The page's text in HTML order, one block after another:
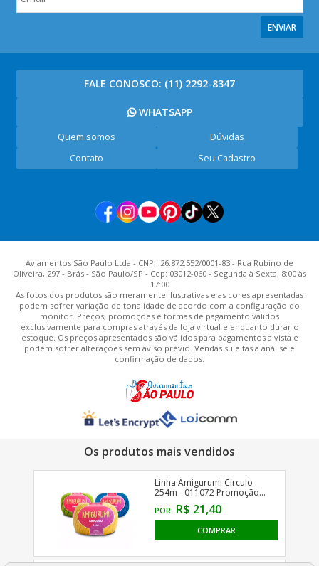
ENVIAR
FALE CONOSCO: (11) 2292-8347
WHATSAPP
Quem somos
Dúvidas
Contato
Seu Cadastro
Aviamentos São Paulo Ltda - CNPJ: 26.872.552/0001-83 - Rua Rubino de
Oliveira, 297 - Brás - São Paulo/SP - Cep: 03012-060 - Segunda à Sexta, 8:00 às
17:00
As fotos dos produtos são meramente ilustrativas e as cores apresentadas
podem sofrer variação de tonalidade de acordo com a configuração do
monitor. Preços, promoções e formas de pagamento válidos
exclusivamente para compras através da loja virtual e enquanto durar o
estoque. Os preços apresentados são válidos para pagamentos a vista e
podem sofrer alterações sem aviso prévio. Vendas sujeitas a análise e
confirmação de dados.